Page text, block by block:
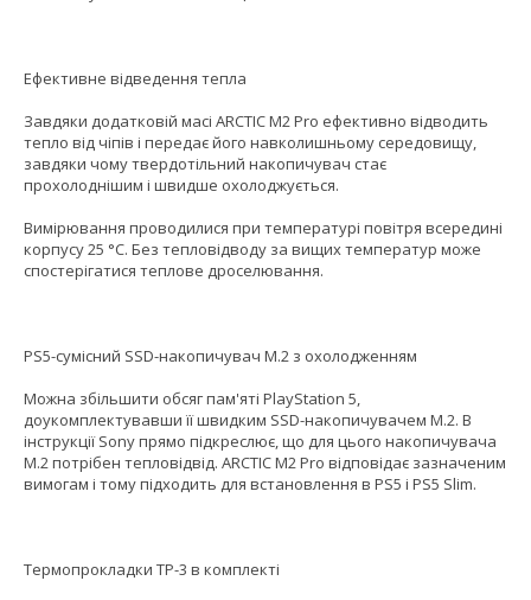
Ефективне відведення тепла
Завдяки додатковій масі ARCTIC M2 Pro ефективно відводить
тепло від чіпів і передає його навколишньому середовищу,
завдяки чому твердотільний накопичувач стає
прохолоднішим і швидше охолоджується.
Вимірювання проводилися при температурі повітря всередині
корпусу 25 °C. Без тепловідводу за вищих температур може
спостерігатися теплове дроселювання.
PS5-сумісний SSD-накопичувач M.2 з охолодженням
Можна збільшити обсяг пам'яті PlayStation 5,
доукомплектувавши її швидким SSD-накопичувачем M.2. В
інструкції Sony прямо підкреслює, що для цього накопичувача
M.2 потрібен тепловідвід. ARCTIC M2 Pro відповідає зазначеним
вимогам і тому підходить для встановлення в PS5 і PS5 Slim.
Термопрокладки TP-3 в комплекті